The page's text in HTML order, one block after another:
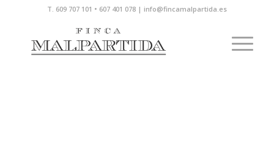
T. 609 707 101 • 607 401 078 | info@fincamalpartida.es